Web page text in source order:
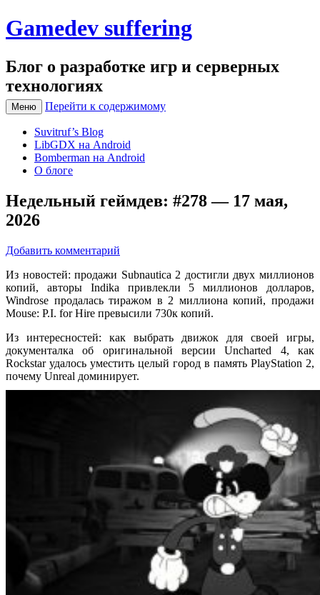
Gamedev suffering
Блог о разработке игр и серверных
технологиях
Меню Перейти к содержимому
Suvitruf’s Blog
LibGDX на Android
Bomberman на Android
О блоге
Недельный геймдев: #278 — 17 мая,
2026
Добавить комментарий
Из новостей: продажи Subnautica 2 достигли двух миллионов
копий, авторы Indika привлекли 5 миллионов долларов,
Windrose продалась тиражом в 2 миллиона копий, продажи
Mouse: P.I. for Hire превысили 730к копий.
Из интересностей: как выбрать движок для своей игры,
документалка об оригинальной версии Uncharted 4, как
Rockstar удалось уместить целый город в память PlayStation 2,
почему Unreal доминирует.